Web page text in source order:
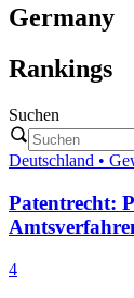
Germany
Rankings
Suchen
Deutschland •
Patentrecht:
4